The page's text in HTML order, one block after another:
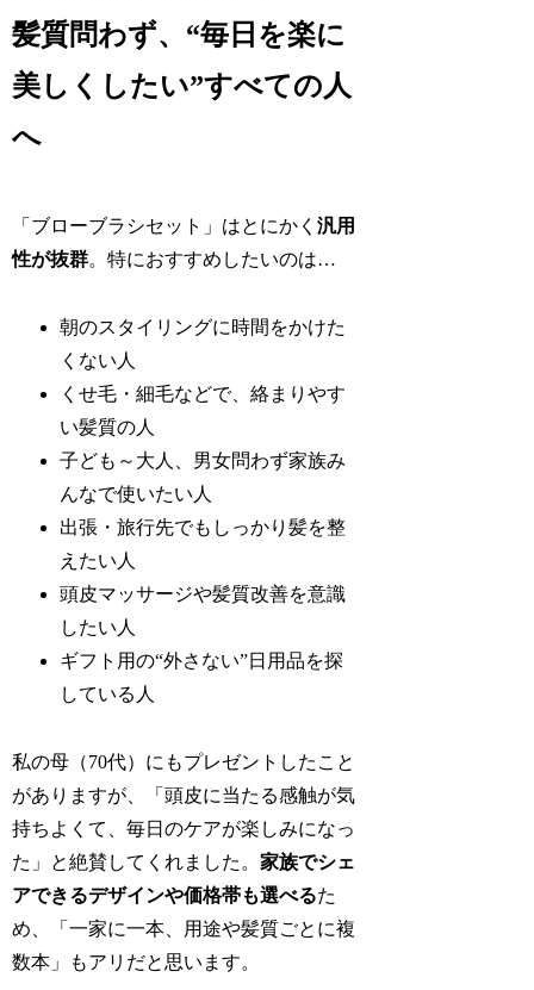
髪質問わず、“毎日を楽に
美しくしたい”すべての人
へ
「ブローブラシセット」はとにかく汎用
性が抜群。特におすすめしたいのは…
朝のスタイリングに時間をかけた
くない人
くせ毛・細毛などで、絡まりやす
い髪質の人
子ども～大人、男女問わず家族み
んなで使いたい人
出張・旅行先でもしっかり髪を整
えたい人
頭皮マッサージや髪質改善を意識
したい人
ギフト用の“外さない”日用品を探
している人
私の母（70代）にもプレゼントしたこと
がありますが、「頭皮に当たる感触が気
持ちよくて、毎日のケアが楽しみになっ
た」と絶賛してくれました。家族でシェ
アできるデザインや価格帯も選べるた
め、「一家に一本、用途や髪質ごとに複
数本」もアリだと思います。